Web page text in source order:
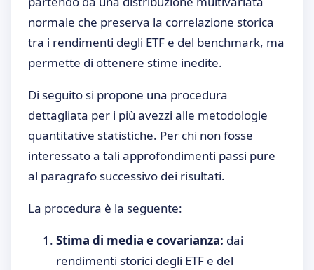
normale che preserva la correlazione storica
tra i rendimenti degli ETF e del benchmark, ma
permette di ottenere stime inedite.
Di seguito si propone una procedura
dettagliata per i più avezzi alle metodologie
quantitative statistiche. Per chi non fosse
interessato a tali approfondimenti passi pure
al paragrafo successivo dei risultati.
La procedura è la seguente:
Stima di media e covarianza: dai
rendimenti storici degli ETF e del